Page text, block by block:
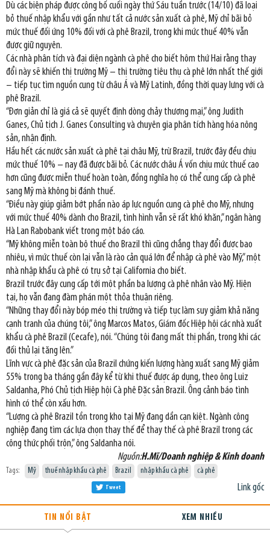
Dù các biện pháp được công bố cuối ngày thứ Sáu tuần trước (14/10) đã loại
bỏ thuế nhập khẩu với gần như tất cả nước sản xuất cà phê, Mỹ chỉ bãi bỏ
mức thuế đối ứng 10% đối với cà phê Brazil, trong khi mức thuế 40% vẫn
được giữ nguyên.
Các nhà phân tích và đại diện ngành cà phê cho biết hôm thứ Hai rằng thay
đổi này sẽ khiến thị trường Mỹ – thị trường tiêu thụ cà phê lớn nhất thế giới
– tiếp tục tìm nguồn cung từ châu Á và Mỹ Latinh, đồng thời quay lưng với cà
phê Brazil.
“Đơn giản chỉ là giá cả sẽ quyết định dòng chảy thương mại,” ông Judith
Ganes, Chủ tịch J. Ganes Consulting và chuyên gia phân tích hàng hóa nông
sản, nhận định.
Hầu hết các nước sản xuất cà phê tại châu Mỹ, trừ Brazil, trước đây đều chịu
mức thuế 10% – nay đã được bãi bỏ. Các nước châu Á vốn chịu mức thuế cao
hơn cũng được miễn thuế hoàn toàn, đồng nghĩa họ có thể cung cấp cà phê
sang Mỹ mà không bị đánh thuế.
“Điều này giúp giảm bớt phần nào áp lực nguồn cung cà phê cho Mỹ, nhưng
với mức thuế 40% dành cho Brazil, tình hình vẫn sẽ rất khó khăn,” ngân hàng
Hà Lan Rabobank viết trong một báo cáo.
“Mỹ không miễn toàn bộ thuế cho Brazil thì cũng chẳng thay đổi được bao
nhiêu, vì mức thuế còn lại vẫn là rào cản quá lớn để nhập cà phê vào Mỹ,” một
nhà nhập khẩu cà phê có trụ sở tại California cho biết.
Brazil trước đây cung cấp tới một phần ba lượng cà phê nhân vào Mỹ. Hiện
tại, họ vẫn đang đàm phán một thỏa thuận riêng.
“Những thay đổi này bóp méo thị trường và tiếp tục làm suy giảm khả năng
cạnh tranh của chúng tôi,” ông Marcos Matos, Giám đốc Hiệp hội các nhà xuất
khẩu cà phê Brazil (Cecafe), nói. “Chúng tôi đang mất thị phần, trong khi các
đối thủ lại tăng lên.”
Lĩnh vực cà phê đặc sản của Brazil chứng kiến lượng hàng xuất sang Mỹ giảm
55% trong ba tháng gần đây kể từ khi thuế được áp dụng, theo ông Luiz
Saldanha, Phó Chủ tịch Hiệp hội Cà phê Đặc sản Brazil. Ông cảnh báo tình
hình có thể còn xấu hơn.
“Lượng cà phê Brazil tồn trong kho tại Mỹ đang dần cạn kiệt. Ngành công
nghiệp đang tìm các lựa chọn thay thế để thay thế cà phê Brazil trong các
công thức phối trộn,” ông Saldanha nói.
Nguồn:H.Mĩ/Doanh nghiệp & Kinh doanh
Tags: Mỹ thuế nhập khẩu cà phê Brazil nhập khẩu cà phê cà phê
Link gốc
Tweet
TIN NỔI BẬT XEM NHIỀU